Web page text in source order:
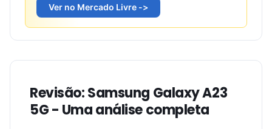
Ver no Mercado Livre ->
Revisão: Samsung Galaxy A23
5G - Uma análise completa